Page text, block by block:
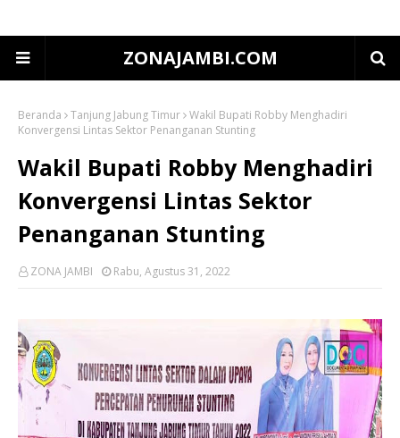
ZONAJAMBI.COM
Beranda Tanjung Jabung Timur Wakil Bupati Robby Menghadiri
Konvergensi Lintas Sektor Penanganan Stunting
Wakil Bupati Robby Menghadiri
Konvergensi Lintas Sektor
Penanganan Stunting
ZONA JAMBI Rabu, Agustus 31, 2022